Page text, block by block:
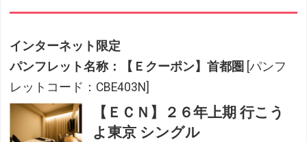
インターネット限定
パンフレット名称：【Ｅクーポン】首都圏 [パンフ
レットコード：CBE403N]
【ＥＣＮ】２６年上期 行こう
よ東京 シングル